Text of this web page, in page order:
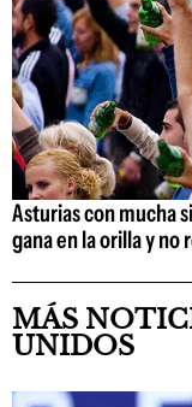
Asturias con mucha
gana en la orilla y no
MÁS
UNIDOS